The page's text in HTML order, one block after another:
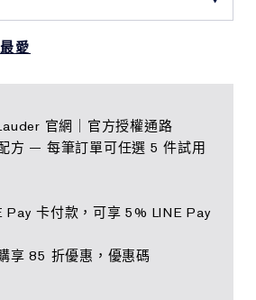
愛
官網｜官方授權通路
方 — 每筆訂單可任選 5 件試用
卡付款，可享 5% LINE Pay
享 85 折優惠，優惠碼